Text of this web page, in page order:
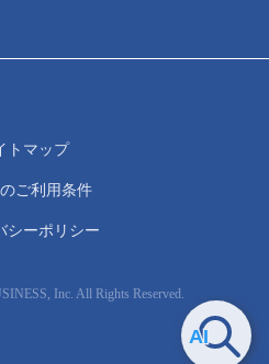
Inc. All Rights Reserved.
トマップ
ご利用条件
シーポリシー